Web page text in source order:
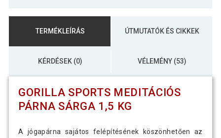
TERMÉKLEÍRÁS ÚTMUTATÓK ÉS CIKKEK
KÉRDÉSEK (0) VÉLEMÉNY (53)
GORILLA SPORTS MEDITÁCIÓS
PÁRNA SÁRGA 1,5 KG
A jógapárna sajátos felépítésének köszönhetően az